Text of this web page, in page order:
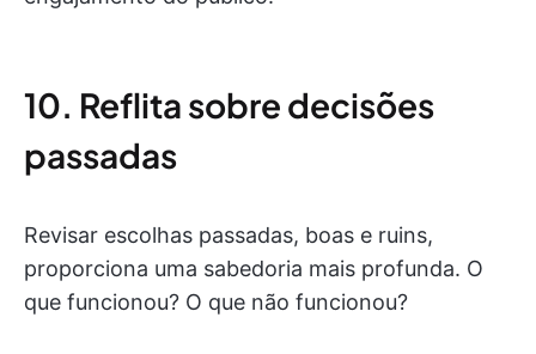
10. Reflita sobre decisões
passadas
Revisar escolhas passadas, boas e ruins,
proporciona uma sabedoria mais profunda. O
que funcionou? O que não funcionou?